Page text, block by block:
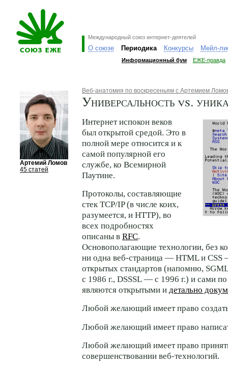
Международный союз интернет-деятелей
О союзе Периодика Конкурсы Мейл-
Информационный бум ЕЖЕ-правда
Артемий Ломов
45 статей
Веб-анатомия по воскресеньям с Артемием
Универсальность vs.
Интернет испокон веков
был открытой средой. Это в
полной мере относится и к
самой популярной его
службе, ко Всемирной
Паутине.
Протоколы, составляющие
стек TCP/IP (в числе коих,
разумеется, и HTTP), во
всех подробностях
описаны в RFC.
Основополагающие технологии, без
ни одна веб-страница — HTML и CSS
открытых стандартов (напомню,
с 1986 г., DSSSL — с 1996 г.) и сами
являются открытыми и детально
Любой желающий имеет право
Любой желающий имеет право
Любой желающий имеет право
совершенствовании веб-технологий.